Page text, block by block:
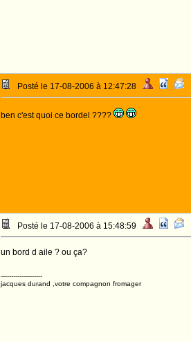
Posté le 17-08-2006 à 12:47:28
ben c'est quoi ce bordel ????
Posté le 17-08-2006 à 15:48:59
un bord d aile ? ou ça?
--------------------
jacques durand ,votre compagnon fromager